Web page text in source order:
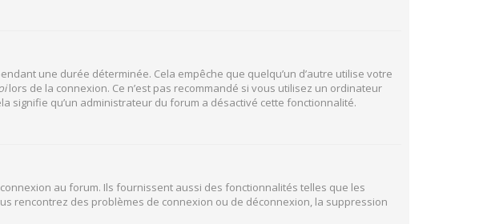
une durée déterminée. Cela empêche que quelqu’un d’autre utilise votre
lors de la connexion. Ce n’est pas recommandé si vous utilisez un ordinateur
signifie qu’un administrateur du forum a désactivé cette fonctionnalité.
au forum. Ils fournissent aussi des fonctionnalités telles que les
rencontrez des problèmes de connexion ou de déconnexion, la suppression